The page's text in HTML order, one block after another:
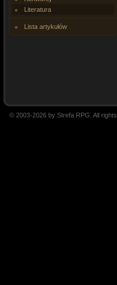
Literatura
Lista artykułów
© 2003-2026 by Strefa RPG. All